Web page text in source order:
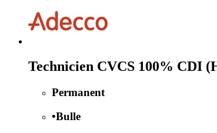
Technicien CVCS 100% CDI
Permanent
•Bulle